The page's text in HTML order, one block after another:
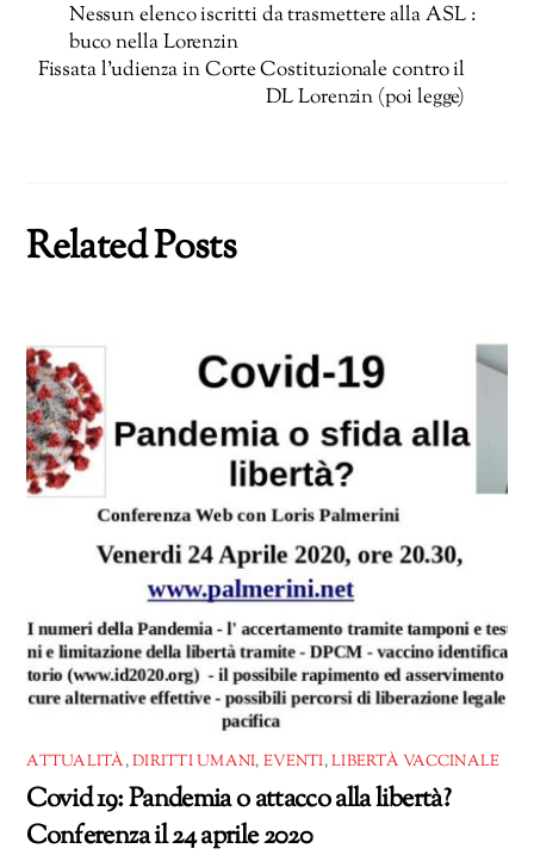
Nessun elenco iscritti da trasmettere alla ASL :
buco nella Lorenzin
Fissata l’udienza in Corte Costituzionale contro il
DL Lorenzin (poi legge)
Related Posts
ATTUALITÀ,DIRITTI UMANI, EVENTI,LIBERTÀ VACCINALE
Covid 19: Pandemia o attacco alla libertà?
Conferenza il 24 aprile 2020